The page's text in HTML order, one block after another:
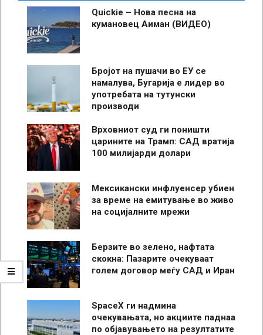
Quickie – Нова песна на
кумановец Аиман (ВИДЕО)
Бројот на пушачи во ЕУ се
намалува, Бугарија е лидер во
употребата на тутунски
производи
Врховниот суд ги поништи
царините на Трамп: САД вратија
100 милијарди долари
Мексикански инфлуенсер убиен
за време на емитување во живо
на социјалните мрежи
Берзите во зелено, нафтата
скокна: Пазарите очекуваат
голем договор меѓу САД и Иран
SpaceX ги надмина
очекувањата, но акциите паднаа
по објавувањето на резултатите